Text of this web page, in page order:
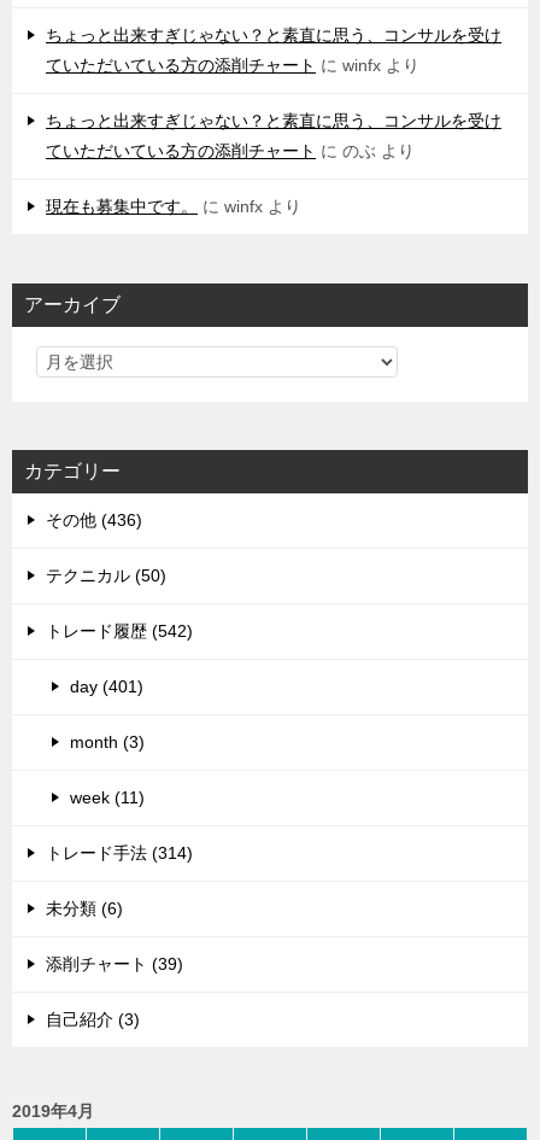
ちょっと出来すぎじゃない？と素直に思う、コンサルを受け
ていただいている方の添削チャート に winfx より
ちょっと出来すぎじゃない？と素直に思う、コンサルを受け
ていただいている方の添削チャート に のぶ より
現在も募集中です。 に winfx より
アーカイブ
カテゴリー
その他 (436)
テクニカル (50)
トレード履歴 (542)
day (401)
month (3)
week (11)
トレード手法 (314)
未分類 (6)
添削チャート (39)
自己紹介 (3)
2019年4月